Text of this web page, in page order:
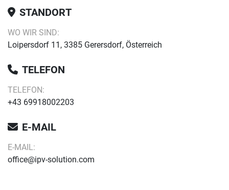
STANDORT
WO WIR SIND:
Loipersdorf 11, 3385 Gerersdorf, Österreich
TELEFON
TELEFON:
+43 69918002203
E-MAIL
E-MAIL:
office@ipv-solution.com